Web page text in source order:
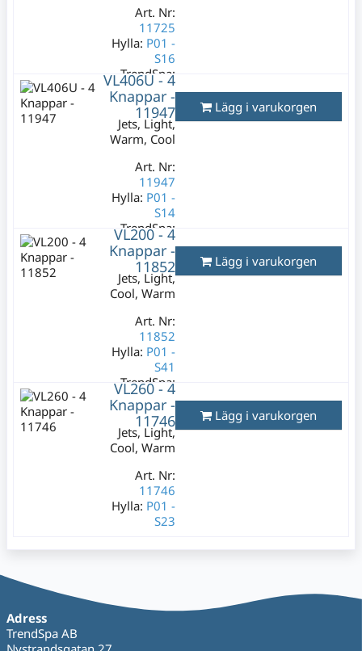
Art. Nr:
11725
Hylla: P01 -
S16
TrendSpa:
5343
Lagerstatus:
1 st
269 kr
Varav moms:
53,80 kr
VL406U - 4
Knappar -
11947
Jets, Light,
Warm, Cool
Art. Nr:
11947
Hylla: P01 -
S14
TrendSpa:
5428
Lagerstatus:1
st
269 kr
Varav moms:
53,80 kr
Lägg i varukorgen
VL200 - 4
Knappar -
11852
Jets, Light,
Cool, Warm
Art. Nr:
11852
Hylla: P01 -
S41
TrendSpa:
5301
Lagerstatus:
0 st
269 kr
Varav moms:
53,80 kr
Lägg i varukorgen
VL260 - 4
Knappar -
11746
Jets, Light,
Cool, Warm
Art. Nr:
11746
Hylla: P01 -
S23
Lagerstatus:
53,80 kr
Lägg i varukorgen
Adress
TrendSpa AB